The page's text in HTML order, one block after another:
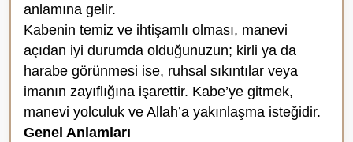
anlamına gelir.
Kabenin temiz ve ihtişamlı olması, manevi
açıdan iyi durumda olduğunuzun; kirli ya da
harabe görünmesi ise, ruhsal sıkıntılar veya
imanın zayıflığına işarettir. Kabe’ye gitmek,
manevi yolculuk ve Allah’a yakınlaşma isteğidir.
Genel Anlamları